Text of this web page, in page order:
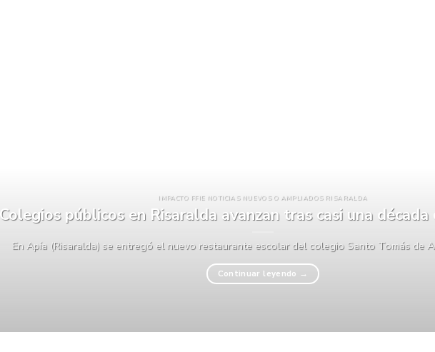
IMPACTO FFIE NOTICIAS NUEVOS O AMPLIADOS RISARALDA
Colegios públicos en Risaralda avanzan tras casi una
En Apía (Risaralda) se entregó el nuevo restaurante escolar del colegio Santo Tomás de
Continuar leyendo →